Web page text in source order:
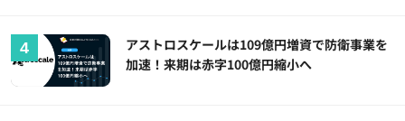
アストロスケールは109億円増資で防衛事業を
加速！来期は赤字100億円縮小へ